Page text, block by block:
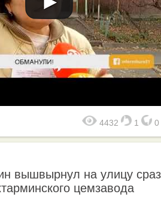
4432 1 0
вышвырнул на улицу
цемзавода